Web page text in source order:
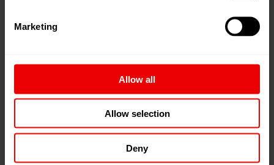
Marketing
Allow all
Allow selection
Deny
定期检查。因为部件的状态不仅影响您当前的生产效
率，更决定后续生产常态是平稳运转，还是频发代价高
建议。